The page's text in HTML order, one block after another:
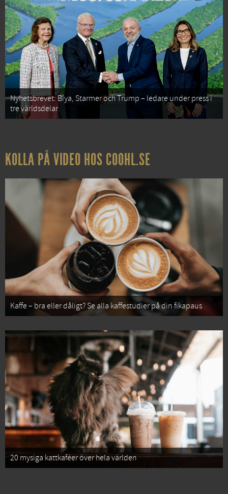
Nyhetsbrevet: Biya, Starmer och Trump – ledare under press i
tre världsdelar
KOLLA PÅ VIDEO HOS COOHL.SE
Kaffe – bra eller dåligt? Se alla kaffestudier på din fikapaus
20 mysiga kattkaféer över hela världen